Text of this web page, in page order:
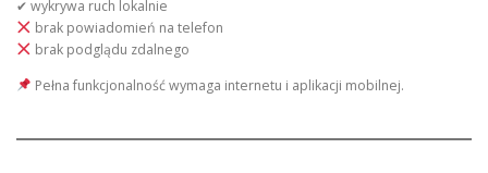
✔ wykrywa ruch lokalnie
brak powiadomień na telefon
brak podglądu zdalnego
Pełna funkcjonalność wymaga internetu i aplikacji mobilnej.